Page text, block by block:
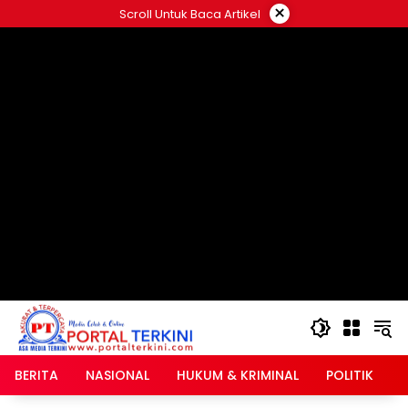
ke
Scroll Untuk Baca Artikel ×
BERITA NASIONAL HUKUM & KRIMINAL POLITIK